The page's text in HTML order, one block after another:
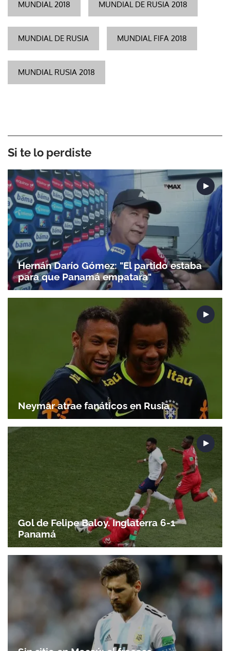
MUNDIAL 2018 MUNDIAL DE RUSIA 2018
MUNDIAL DE RUSIA MUNDIAL FIFA 2018
MUNDIAL RUSIA 2018
Si te lo perdiste
Hernán Darío Gómez: "El partido estaba
para que Panamá empatara"
Neymar atrae fanáticos en Rusia
Gol de Felipe Baloy. Inglaterra 6-1
Panamá